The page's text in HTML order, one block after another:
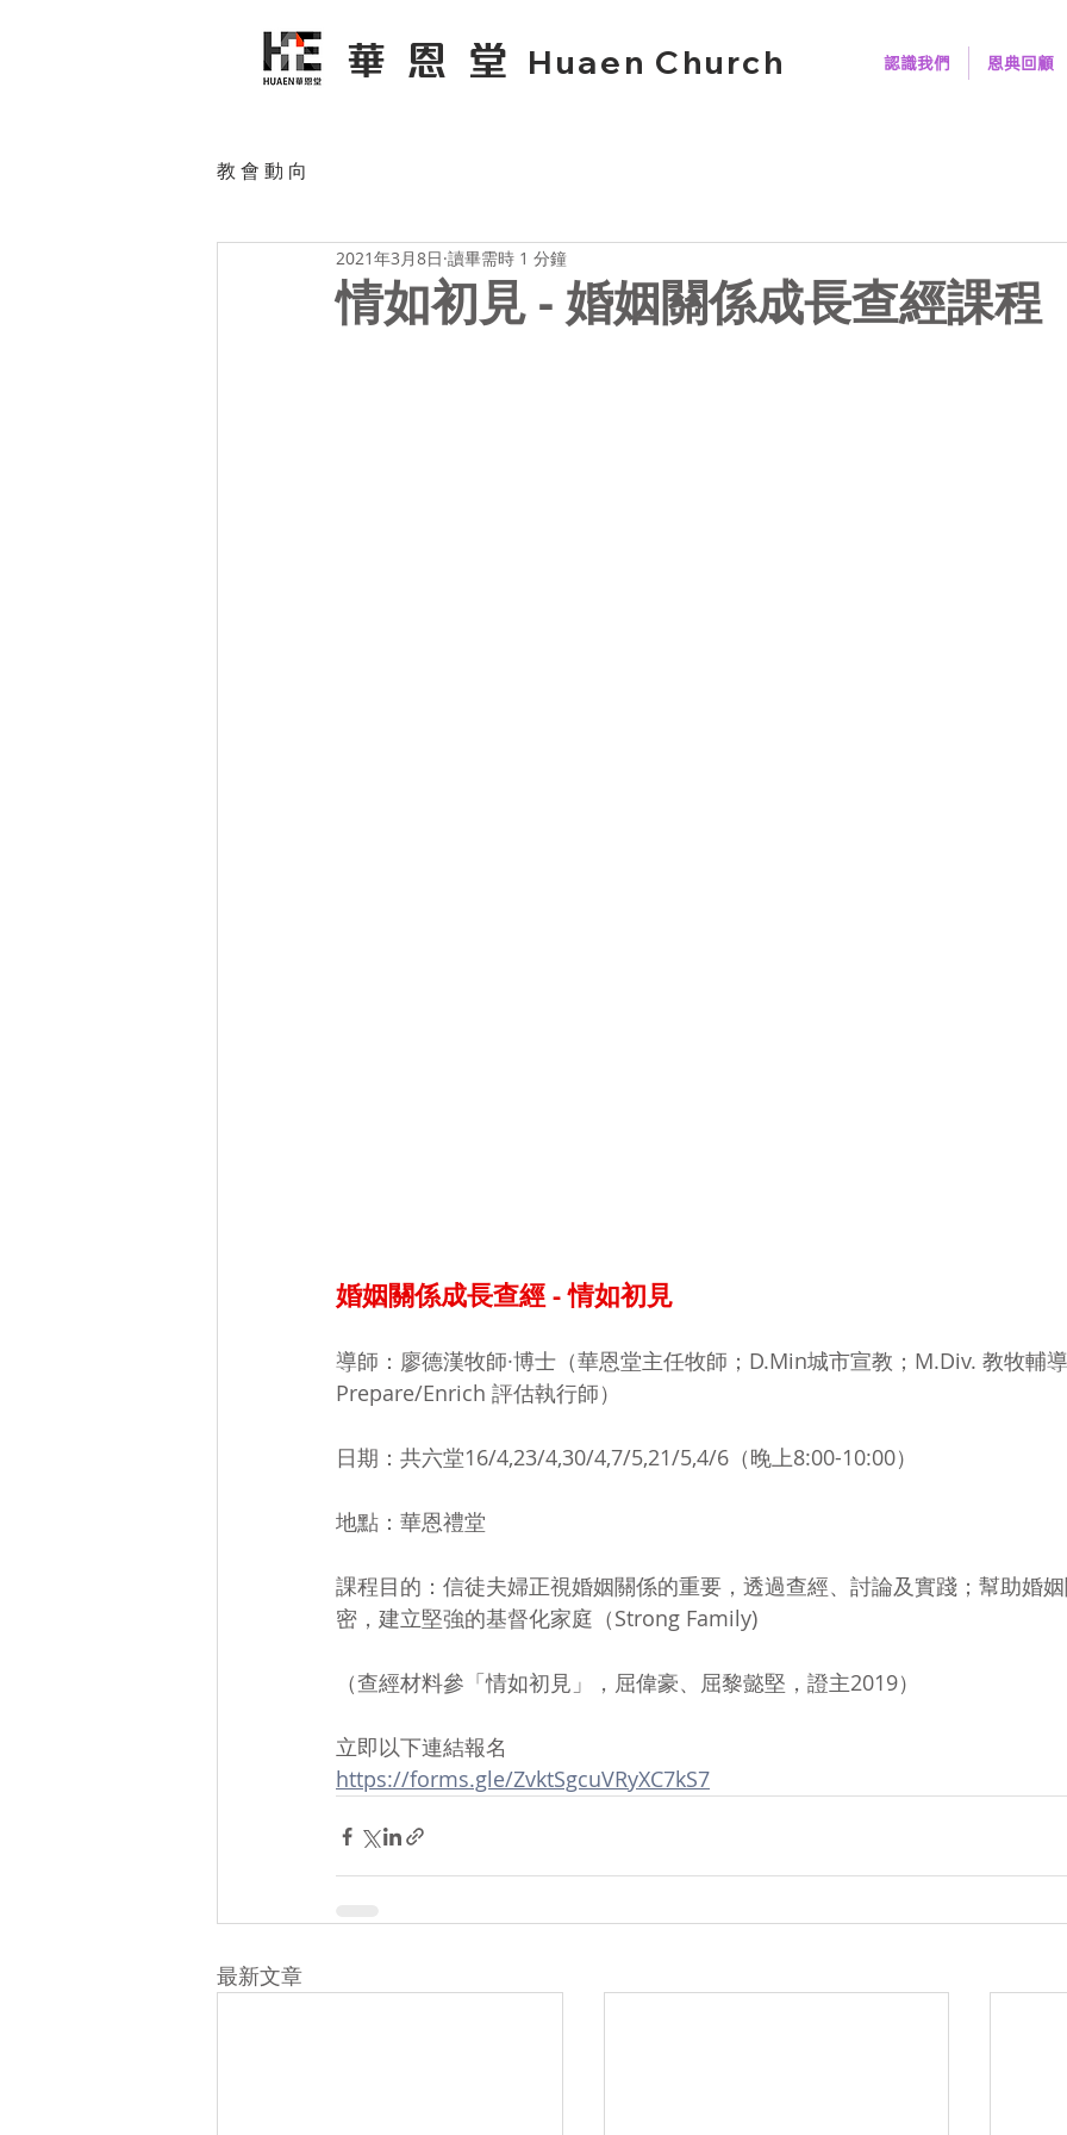
Huaen Church
華恩堂 認識我們 恩典回顧
教 會 動 向
情如初見 - 婚姻關係成長查經課程
2021年3月8日 讀畢需時 1 分鐘
婚姻關係成長查經 - 情如初見
導師：廖德漢牧師·博士（華恩堂主任牧師；D.Min城市宣教；M.Div. 教牧輔
Prepare/Enrich 評估執行師）
日期：共六堂16/4,23/4,30/4,7/5,21/5,4/6（晚上8:00-10:00）
地點：華恩禮堂
課程目的：信徒夫婦正視婚姻關係的重要，透過查經、討論及實踐；幫助婚
密，建立堅強的基督化家庭（Strong Family)
（查經材料參「情如初見」，屈偉豪、屈黎懿堅，證主2019）
立即以下連結報名
https://forms.gle/ZvktSgcuVRyXC7kS7
最新文章